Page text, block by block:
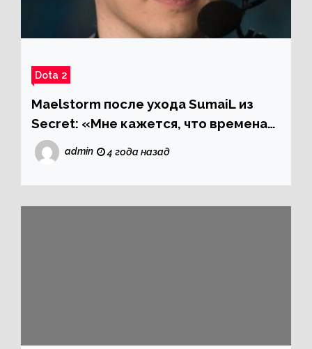
Dota 2
Maelstorm после ухода SumaiL из
Secret: «Мне кажется, что времена
Пуппея подходят к концу»
admin 4 года назад